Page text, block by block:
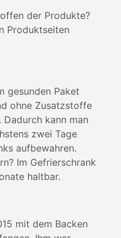
der Produkte?
Produktseiten
gesunden Paket
ohne Zusatzstoffe
kann man
zwei Tage
aufbewahren.
Im Gefrierschrank
haltbar.
mit dem Backen